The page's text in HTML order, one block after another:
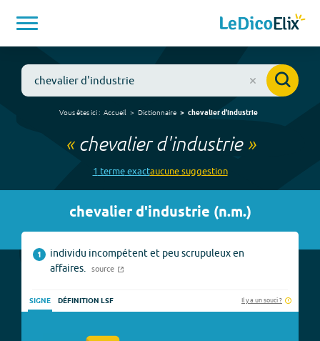
Vous êtes ici : Accueil Dictionnaire chevalier d'industrie
« chevalier d'industrie»
1 termeexactaucunesuggestion
chevalier d'industrie (n.m.)
1
individu incompétent et peu scrupuleux en
affaires.
source
SIGNE DÉFINITION LSF Il y a un souci ?